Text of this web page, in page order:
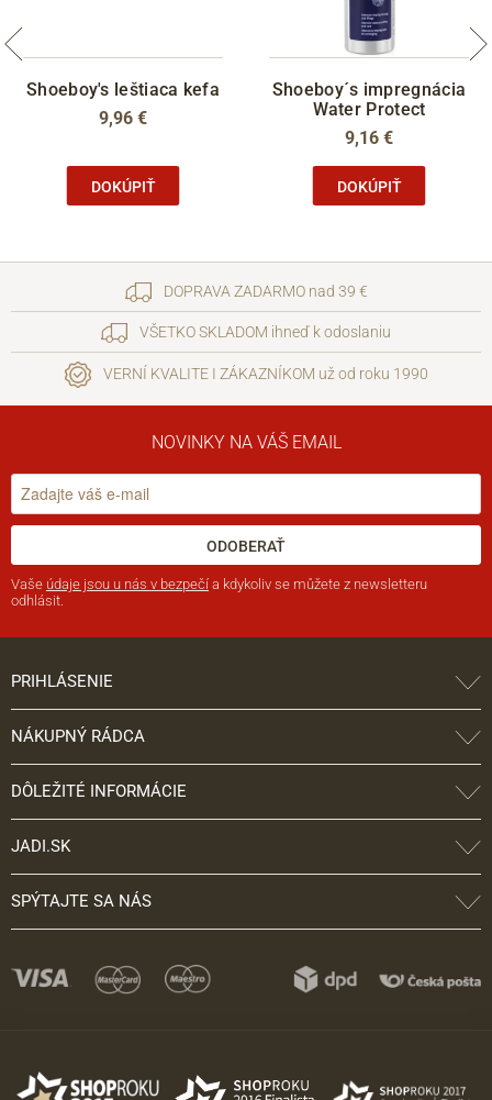
Shoeboy's leštiaca kefa
9,96 €
DOKÚPIŤ
Shoeboy´s impregnácia
Water Protect
9,16 €
DOKÚPIŤ
DOPRAVA ZADARMO nad 39 €
VŠETKO SKLADOM ihneď k odoslaniu
VERNÍ KVALITE I ZÁKAZNÍKOM už od roku 1990
NOVINKY NA VÁŠ EMAIL
ODOBERAŤ
Vaše údaje jsou u nás v bezpečí a kdykoliv se můžete z newsletteru
odhlásit.
PRIHLÁSENIE
NÁKUPNÝ RÁDCA
DÔLEŽITÉ INFORMÁCIE
JADI.SK
SPÝTAJTE SA NÁS